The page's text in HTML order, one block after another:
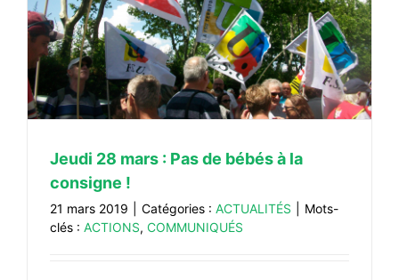
Jeudi 28 mars : Pas de bébés à la
consigne !
21 mars 2019 Catégories : ACTUALITÉS
Mots-
clés : ACTIONS, COMMUNIQUÉS